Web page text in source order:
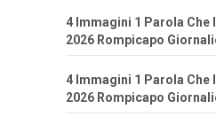
4 Immagini 1 Parola Che
2026 Rompicapo
4 Immagini 1 Parola Che
2026 Rompicapo